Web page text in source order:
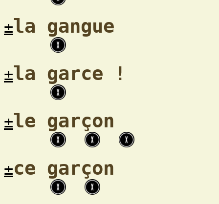
±la gangue
±la garce !
±le garçon
±ce garçon